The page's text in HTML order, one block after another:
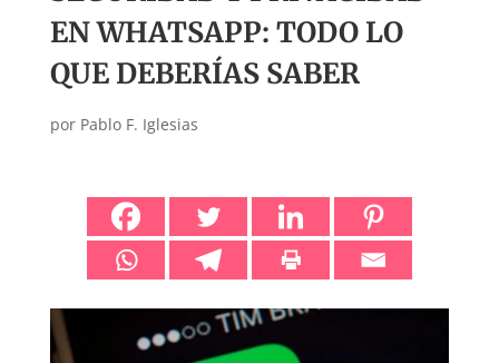
EN WHATSAPP: TODO LO
QUE DEBERÍAS SABER
por Pablo F. Iglesias